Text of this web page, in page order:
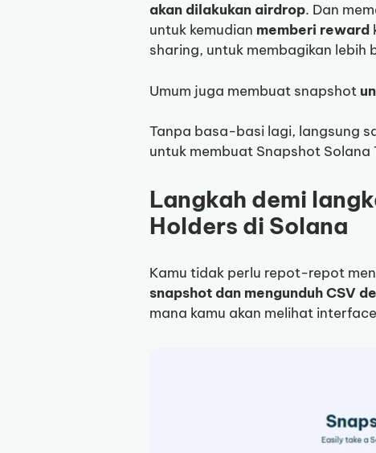
akan dilakukan airdrop. Dan
untuk kemudian memberi reward
sharing, untuk membagikan lebih
Umum juga membuat snapshot
Tanpa basa-basi lagi, langsung
untuk membuat Snapshot Solana
Langkah demi
Holders di Solana
Kamu tidak perlu repot-repot
snapshot dan mengunduh CSV
mana kamu akan melihat